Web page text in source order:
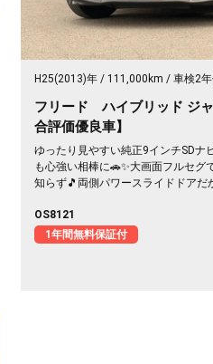
H25(2013)年 111,000km 車検2
フリード ハイブリッド ジ
合評価優良車】
ゆったり見やすい純正9インチSDナ
も心強い相棒に🚗✨大画面フルセグ
知らず🎵両側パワースライドドアだ
送迎も気分よく過ごせます💺月々
なハイブリッド。走りも家計もやさ
付》でどうぞ😊
OS8121
1年間無料保証付